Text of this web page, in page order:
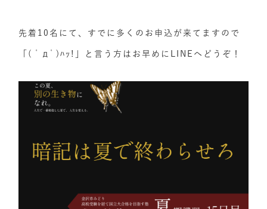
先着10名にて、すでに多くのお申込が来てますので
「( ﾟдﾟ)ﾊｯ!」と言う方はお早めにLINEへどうぞ！